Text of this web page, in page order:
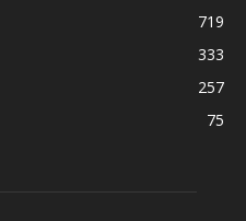
719
333
257
75